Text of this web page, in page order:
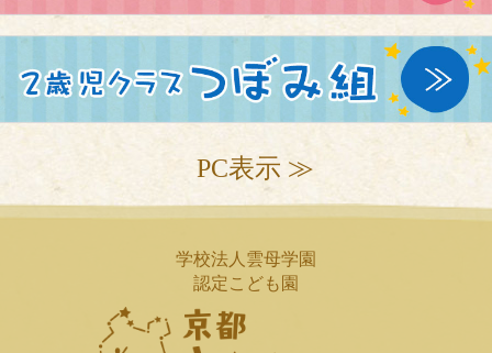
PC表示 ≫
学校法人雲母学園
認定こども園